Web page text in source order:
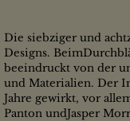
Die siebziger und
Designs.
beeindruckt von der
und Materialien. Der
Jahre gewirkt, vor
Panton undJasper